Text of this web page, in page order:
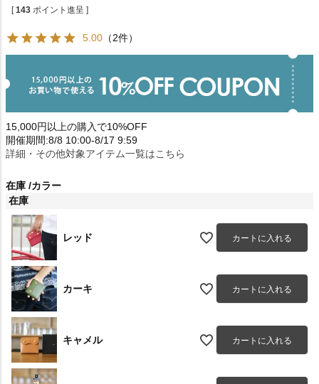
[ 143 ポイント進呈 ]
5.00 （2件）
15,000円以上の購入で10%OFF
開催期間:8/8 10:00-8/17 9:59
詳細・その他対象アイテム一覧はこちら
在庫 カラー
在庫
レッド カートに入れる
カーキ カートに入れる
キャメル カートに入れる